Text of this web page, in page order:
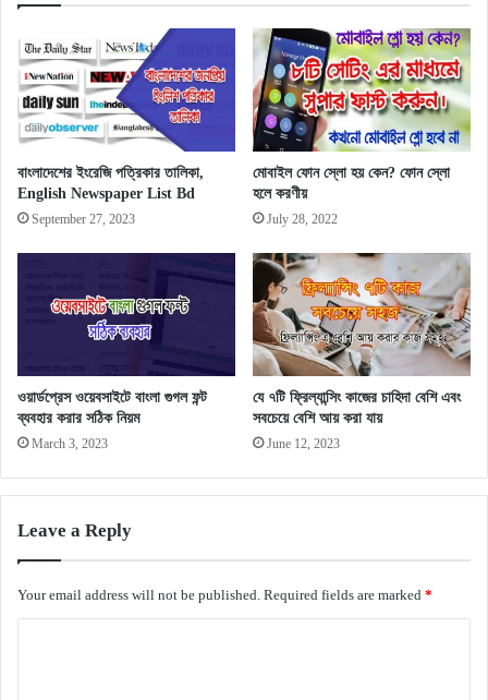
বাংলাদেশের ইংরেজি পত্রিকার তালিকা,
English Newspaper List Bd
September 27, 2023
মোবাইল ফোন স্লো হয় কেন? ফোন স্লো
হলে করণীয়
July 28, 2022
ওয়ার্ডপ্রেস ওয়েবসাইটে বাংলা গুগল ফন্ট
ব্যবহার করার সঠিক নিয়ম
March 3, 2023
যে ৭টি ফ্রিল্যান্সিং কাজের চাহিদা বেশি এবং
সবচেয়ে বেশি আয় করা যায়
June 12, 2023
Leave a Reply
Your email address will not be published. Required fields are marked *